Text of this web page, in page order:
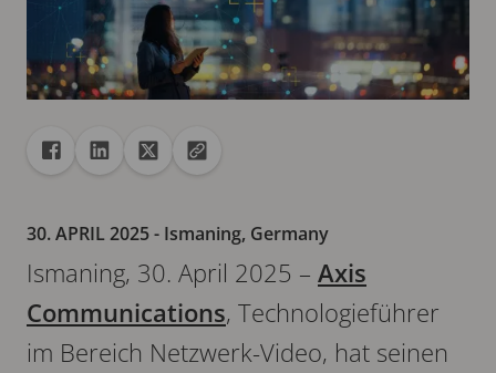
Freigabe
Teilen auf Facebook
Teilen auf Linkedin
Teilen auf XURL in die Zwischenablage kopieren
30. APRIL 2025- Ismaning, Germany
Ismaning, 30. April 2025 – Axis
Communications, Technologieführer
im Bereich Netzwerk-Video, hat seinen